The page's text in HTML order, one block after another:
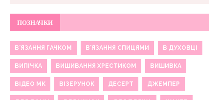
ПОЗНАЧКИ
В'ЯЗАННЯ ГАЧКОМ В'ЯЗАННЯ СПИЦЯМИ В ДУХОВЦІ
ВИПІЧКА ВИШИВАННЯ ХРЕСТИКОМ ВИШИВКА
ВІДЕО МК ВІЗЕРУНОК ДЕСЕРТ ДЖЕМПЕР